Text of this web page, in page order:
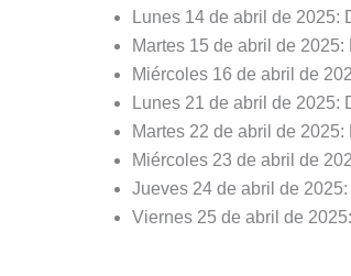
Lunes 14 de abril de 2025:
Martes 15 de abril de
Miércoles 16 de abril de
Lunes 21 de abril de 2025:
Martes 22 de abril de
Miércoles 23 de abril de
Jueves 24 de abril de
Viernes 25 de abril de